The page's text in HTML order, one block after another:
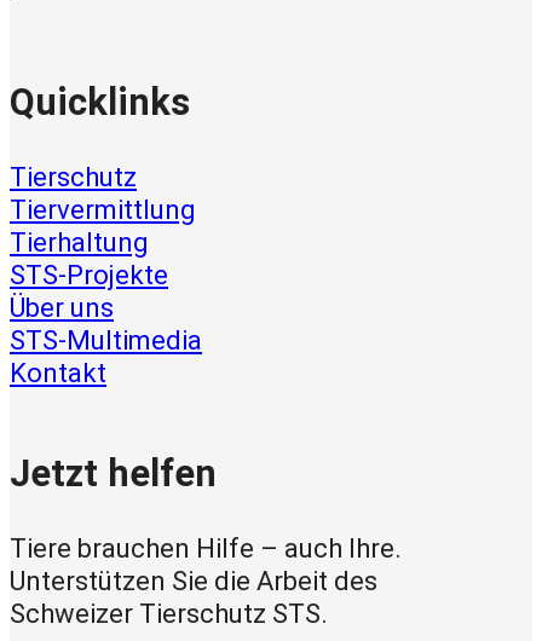
Quicklinks
Tierschutz
Tiervermittlung
Tierhaltung
STS-Projekte
Über uns
STS-Multimedia
Kontakt
Jetzt helfen
Tiere brauchen Hilfe – auch Ihre.
Unterstützen Sie die Arbeit des
Schweizer Tierschutz STS.